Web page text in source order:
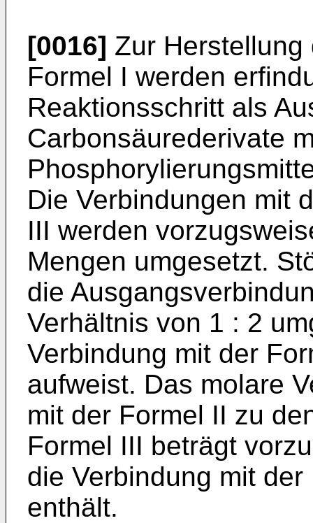
[0016] Zur Herstellung
Formel I werden
Reaktionsschritt als
Carbonsäurederivate
Die Verbindungen mit
III werden
Mengen umgesetzt.
die
Verhältnis von 1 : 2
Verbindung mit der
aufweist. Das molare
mit der Formel II zu
Formel III beträgt
die Verbindung mit
enthält.